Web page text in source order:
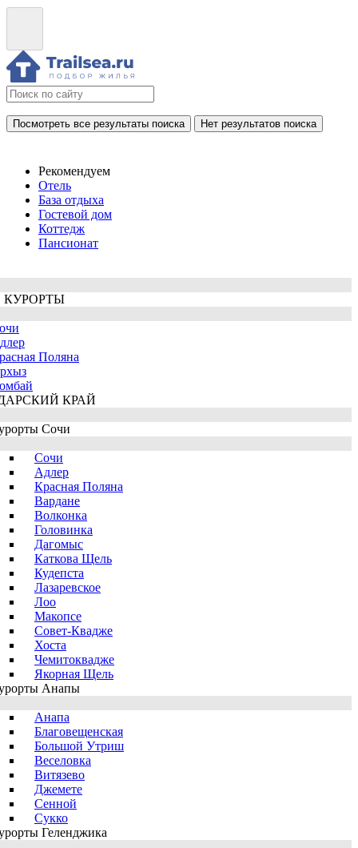
Посмотреть все результаты поиска Нет результатов поиска
Рекомендуем
Отель
База отдыха
Гостевой дом
Коттедж
Пансионат
КУРОРТЫ
Поляна
КРАЙ
Сочи
Сочи
Адлер
Красная Поляна
Вардане
Волконка
Головинка
Дагомыс
Каткова Щель
Кудепста
Лазаревское
Лоо
Макопсе
Совет-Квадже
Хоста
Чемитоквадже
Якорная Щель
Анапы
Анапа
Благовещенская
Большой Утриш
Веселовка
Витязево
Джемете
Сенной
Сукко
Геленджика